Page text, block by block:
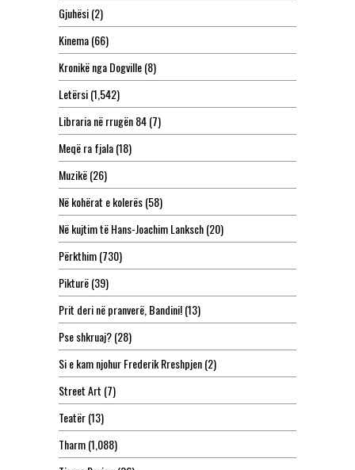
Gjuhësi(2)
Kinema(66)
Kronikë nga Dogville(8)
Letërsi(1,542)
Libraria në rrugën 84(7)
Meqë ra fjala(18)
Muzikë(26)
Në kohërat e kolerës(58)
Në kujtim të Hans-Joachim Lanksch(20)
Përkthim(730)
Pikturë(39)
Prit deri në pranverë, Bandini!(13)
Pse shkruaj?(28)
Si e kam njohur Frederik Rreshpjen(2)
Street Art (7)
Teatër(13)
Tharm(1,088)